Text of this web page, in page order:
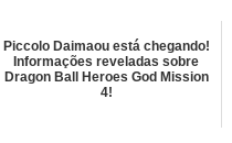
Piccolo Daimaou está chegando!
Informações reveladas sobre
Dragon Ball Heroes God Mission
4!